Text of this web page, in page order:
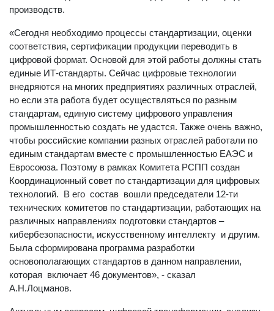
является создание системы стандартизации для цифровых
«Сегодня необходимо процессы стандартизации, оценки
соответствия, сертификации продукции переводить в
цифровой формат. Основой для этой работы должны стать
единые ИТ-стандарты. Сейчас цифровые технологии
внедряются на многих предприятиях различных отраслей,
но если эта работа будет осуществляться по разным
стандартам, единую систему цифрового управления
промышленностью создать не удастся. Также очень важно,
чтобы российские компании разных отраслей работали по
единым стандартам вместе с промышленностью ЕАЭС и
Евросоюза. Поэтому в рамках Комитета РСПП создан
Координационный совет по стандартизации для цифровых
технологий. В его состав вошли председатели 12-ти
технических комитетов по стандартизации, работающих на
различных направлениях подготовки стандартов –
кибербезопасности, искусственному интеллекту и другим.
Была сформирована программа разработки
основополагающих стандартов в данном направлении,
которая включает 46 документов», - сказал